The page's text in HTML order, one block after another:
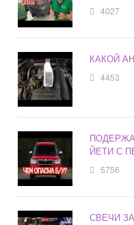
4027
КАКОЙ
4453
ЙЕТИ С
5756
СВЕЧИ